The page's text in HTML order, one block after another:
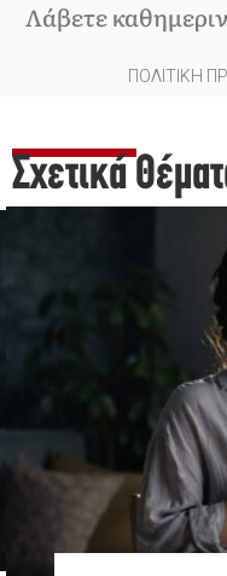
Λάβετε
ΠΟΛΙΤΙΚΗ
Σχετικά